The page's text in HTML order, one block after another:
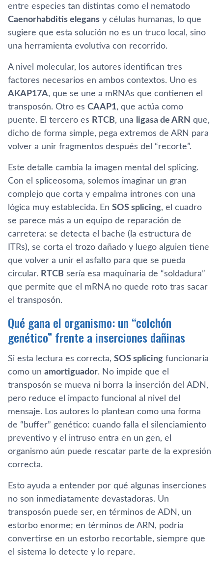
entre especies tan distintas como el nematodo
Caenorhabditis elegans y células humanas, lo que
sugiere que esta solución no es un truco local, sino
una herramienta evolutiva con recorrido.
A nivel molecular, los autores identifican tres
factores necesarios en ambos contextos. Uno es
AKAP17A, que se une a mRNAs que contienen el
transposón. Otro es CAAP1, que actúa como
puente. El tercero es RTCB, una ligasa de ARN que,
dicho de forma simple, pega extremos de ARN para
volver a unir fragmentos después del “recorte”.
Este detalle cambia la imagen mental del splicing.
Con el spliceosoma, solemos imaginar un gran
complejo que corta y empalma intrones con una
lógica muy establecida. En SOS splicing, el cuadro
se parece más a un equipo de reparación de
carretera: se detecta el bache (la estructura de
ITRs), se corta el trozo dañado y luego alguien tiene
que volver a unir el asfalto para que se pueda
circular. RTCB sería esa maquinaria de “soldadura”
que permite que el mRNA no quede roto tras sacar
el transposón.
Qué gana el organismo: un “colchón
genético” frente a inserciones dañinas
Si esta lectura es correcta, SOS splicing funcionaría
como un amortiguador. No impide que el
transposón se mueva ni borra la inserción del ADN,
pero reduce el impacto funcional al nivel del
mensaje. Los autores lo plantean como una forma
de “buffer” genético: cuando falla el silenciamiento
preventivo y el intruso entra en un gen, el
organismo aún puede rescatar parte de la expresión
correcta.
Esto ayuda a entender por qué algunas inserciones
no son inmediatamente devastadoras. Un
transposón puede ser, en términos de ADN, un
estorbo enorme; en términos de ARN, podría
convertirse en un estorbo recortable, siempre que
el sistema lo detecte y lo repare.